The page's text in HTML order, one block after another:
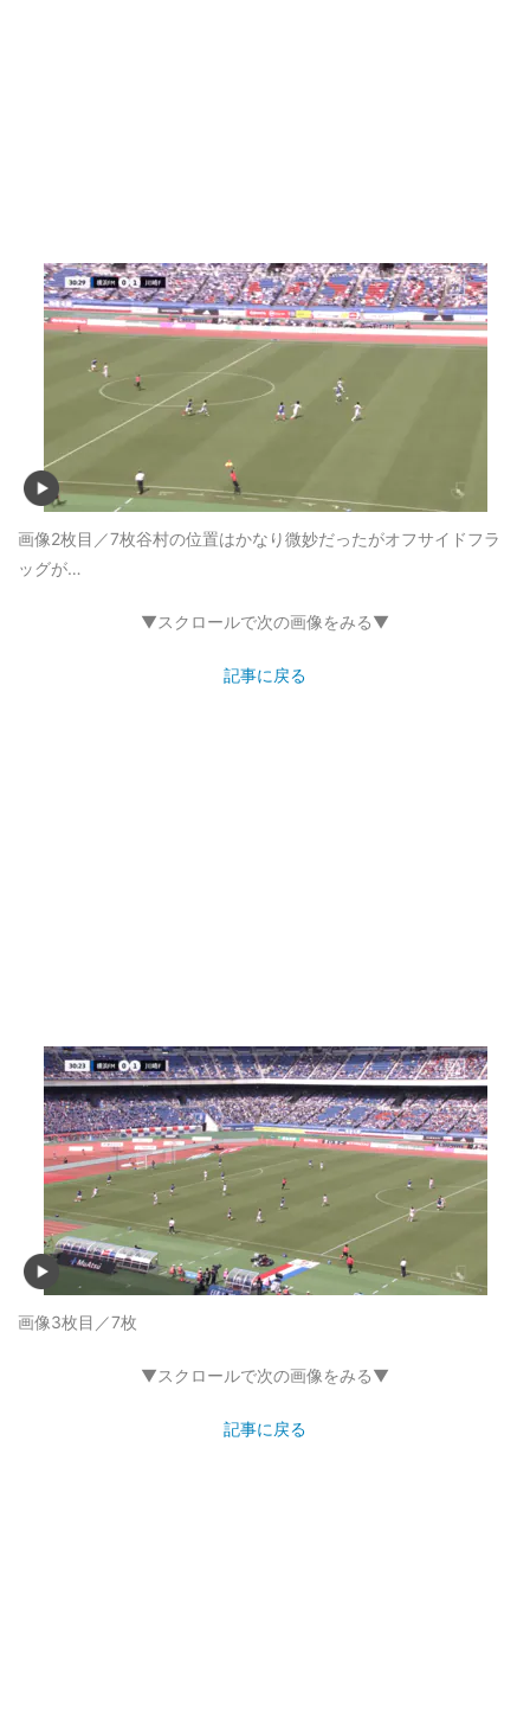
画像2枚目／7枚谷村の位置はかなり微妙だったがオフサイドフラ
ッグが…
▼スクロールで次の画像をみる▼
記事に戻る
画像3枚目／7枚
▼スクロールで次の画像をみる▼
記事に戻る